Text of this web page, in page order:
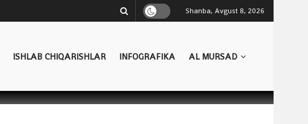
Shanba, Avgust 8, 2026
ISHLAB CHIQARISHLAR INFOGRAFIKA AL MURSAD